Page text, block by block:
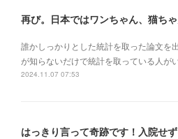
誰かしっかりとした統計を取った論文を
が知らないだけで統計を取っている人が
2024.11.07 07:53